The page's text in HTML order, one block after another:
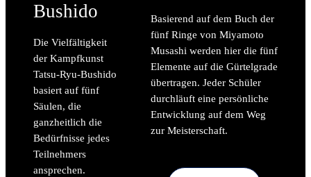
Bushido
Die Vielfältigkeit
der Kampfkunst
Tatsu-Ryu-Bushido
basiert auf fünf
Säulen, die
ganzheitlich die
Bedürfnisse jedes
Teilnehmers
ansprechen.
Basierend auf dem Buch der
fünf Ringe von Miyamoto
Musashi werden hier die fünf
Elemente auf die Gürtelgrade
übertragen. Jeder Schüler
durchläuft eine persönliche
Entwicklung auf dem Weg
zur Meisterschaft.